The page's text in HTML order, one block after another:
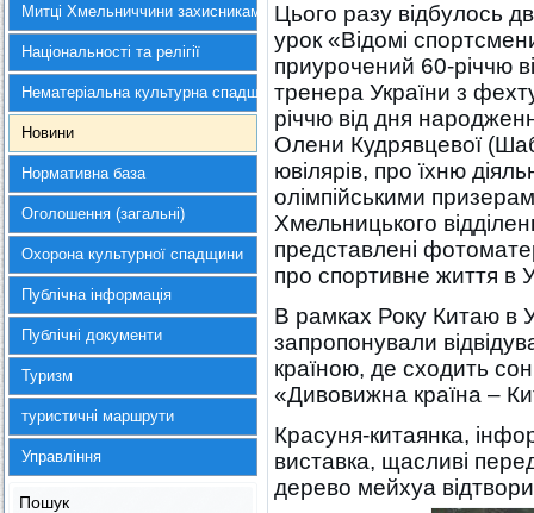
Митці Хмельниччини захисникам України
Національності та релігії
Нематеріальна культурна спадщина
Новини
Нормативна база
Оголошення (загальні)
Охорона культурної спадщини
Публічна інформація
Публічні документи
Туризм
туристичні маршрути
Управління
Пошук
Цього разу відбулось
урок «Відомі
приурочений 60-річчю
тренера України з
річчю від дня
Олени Кудрявцевої
ювілярів, про їхню
олімпійськими
Хмельницького
представлені
про спортивне життя в
В рамках Року Китаю в
запропонували
країною, де сходить
«Дивовижна країна –
Красуня-китаянка,
виставка, щасливі
дерево мейхуа